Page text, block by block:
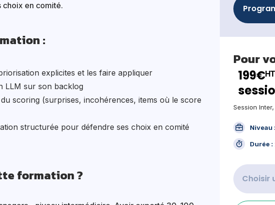
en comité.
explicites et les faire appliquer
LLM sur son backlog
scoring (surprises, incohérences, items où le score
structurée pour défendre ses choix en comité
formation ?
Pour
Session
Niveau :
Durée :
Choisir